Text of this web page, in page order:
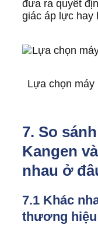
đưa ra quyết
giác áp lực hay
Lựa chọn
7. So
Kangen
nhau ở
7.1 Khác
thương hiệu